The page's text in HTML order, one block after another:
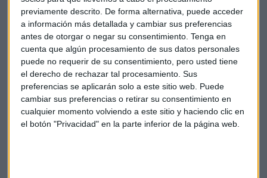
previamente descrito. De forma alternativa, puede acceder
a información más detallada y cambiar sus preferencias
antes de otorgar o negar su consentimiento. Tenga en
cuenta que algún procesamiento de sus datos personales
puede no requerir de su consentimiento, pero usted tiene
el derecho de rechazar tal procesamiento. Sus
preferencias se aplicarán solo a este sitio web. Puede
cambiar sus preferencias o retirar su consentimiento en
cualquier momento volviendo a este sitio y haciendo clic en
el botón "Privacidad" en la parte inferior de la página web.
Hay un ingrediente que une al mercado con el
Real Madrid y lo conoce Doblado
Analizamos el comportamiento de la bolsa en el
Consultorio Capital de Mercado Abierto con Carlos
Doblado, analista de Blackbird Bank
Capital Radio /
/ 2022-05-05
En este escenario, las mayores subidas del selectivo español